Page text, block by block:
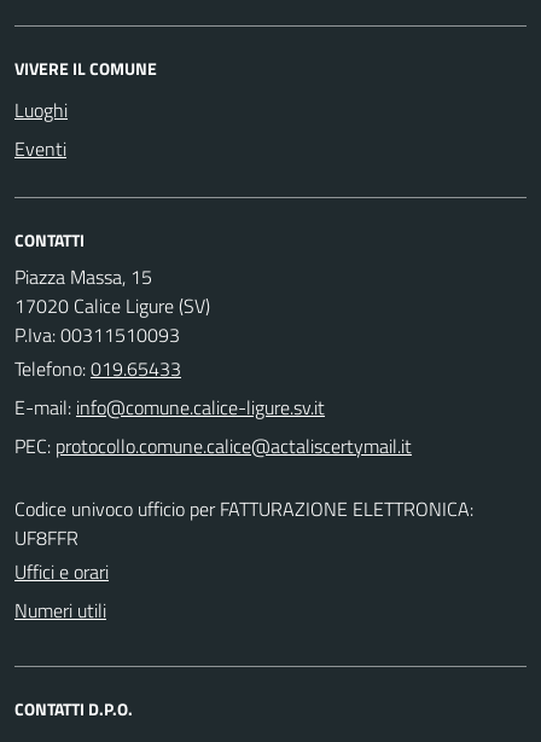
VIVERE IL COMUNE
Luoghi
Eventi
CONTATTI
Piazza Massa, 15
17020 Calice Ligure (SV)
P.Iva: 00311510093
Telefono:019.65433
E-mail:
PEC:
Codice univoco ufficio per FATTURAZIONE ELETTRONICA:
UF8FFR
Uffici e orari
Numeri utili
CONTATTI D.P.O.